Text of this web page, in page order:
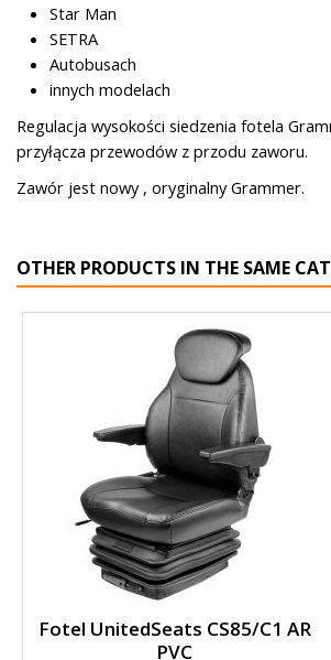
Star Man
SETRA
Autobusach
innych modelach
Regulacja wysokości siedzenia fotela
przyłącza przewodów z przodu zaworu.
Zawór jest nowy , oryginalny Grammer.
OTHER PRODUCTS IN THE SAME
Fotel UnitedSeats CS85/C1 AR
PVC